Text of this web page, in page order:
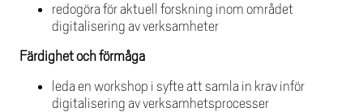
redogöra för aktuell forskning inom området
digitalisering av verksamheter
Färdighet och förmåga
leda en workshop i syfte att samla in krav inför
digitalisering av verksamhetsprocesser